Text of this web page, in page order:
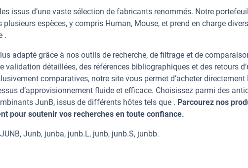
issus d’une vaste sélection de fabricants renommés. Notre
espèces, y compris Human, Mouse, et prend en charge
.
adapté grâce à nos outils de recherche, de filtrage et de
validation détaillées, des références bibliographiques et des retours
comparatives, notre site vous permet d’acheter
d’approvisionnement fluide et efficace. Choisissez parmi des
JunB, issus de différents hôtes tels que . Parcourez nos
pour soutenir vos recherches en toute confiance.
Junb, junba, junb.L, junb, junb.S, junbb.